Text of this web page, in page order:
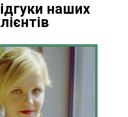
наших